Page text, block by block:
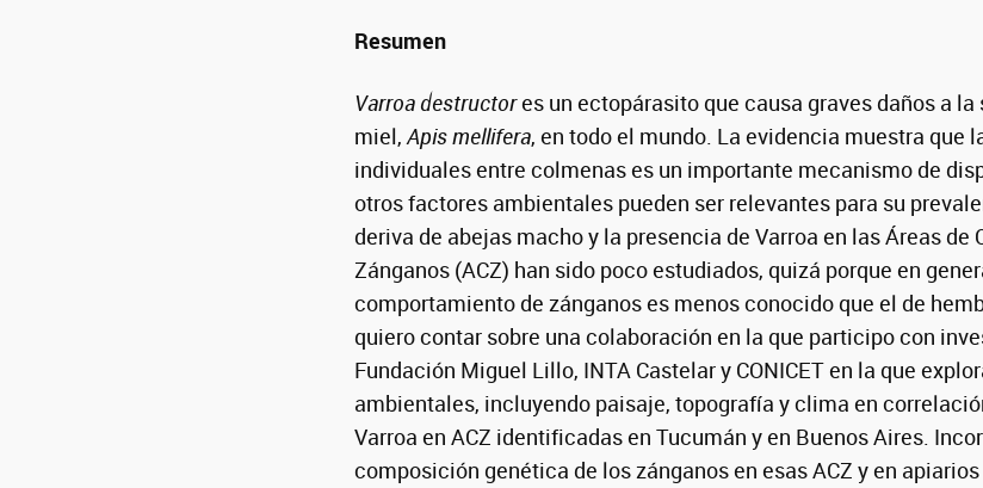
Resumen
Varroa destructores un ectopárasito que causa graves daños a la
miel,Apis mellifera, en todo el mundo. La evidencia muestra que
individuales entre colmenas es un importante mecanismo de
otros factores ambientales pueden ser relevantes para su
deriva de abejas macho y la presencia de Varroa en las Áreas de
Zánganos (ACZ) han sido poco estudiados, quizá porque en
comportamiento de zánganos es menos conocido que el de
quiero contar sobre una colaboración en la que participo con
Fundación Miguel Lillo, INTA Castelar y CONICET en la que
ambientales, incluyendo paisaje, topografía y clima en
Varroa en ACZ identificadas en Tucumán y en Buenos Aires.
composición genética de los zánganos en esas ACZ y en